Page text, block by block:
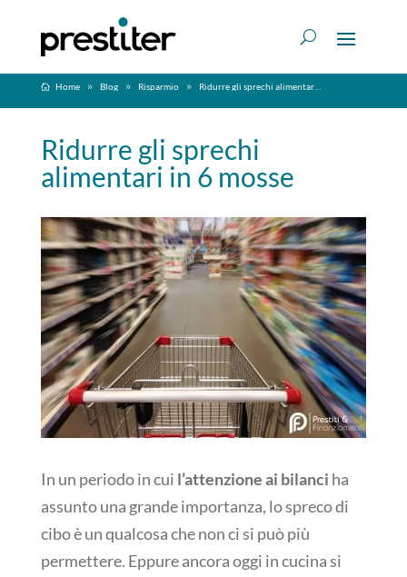
Home Blog Risparmio Ridurre gli sprechi alimentari in 6 mosse
Ridurre gli sprechi
alimentari in 6 mosse
In un periodo in cui l’attenzione ai bilanci ha
assunto una grande importanza, lo spreco di
cibo è un qualcosa che non ci si può più
permettere. Eppure ancora oggi in cucina si